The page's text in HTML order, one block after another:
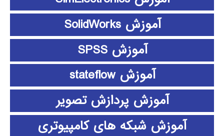
آموزش SolidWorks
آموزش SPSS
آموزش stateflow
آموزش پردازش تصویر
آموزش شبکه های کامپیوتری